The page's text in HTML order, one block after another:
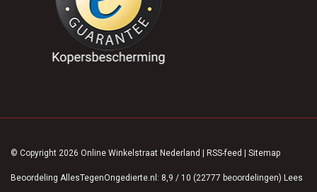
© Copyright 2026 Online Winkelstraat Nederland | RSS-feed | Sitemap
Beoordeling AllesTegenOngedierte.nl : 8,9 / 10 (22777 beoordelingen) Lees